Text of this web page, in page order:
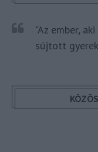
"Az ember,
sújtott